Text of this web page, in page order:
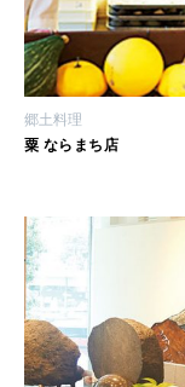
郷土料理
粟 ならまち店